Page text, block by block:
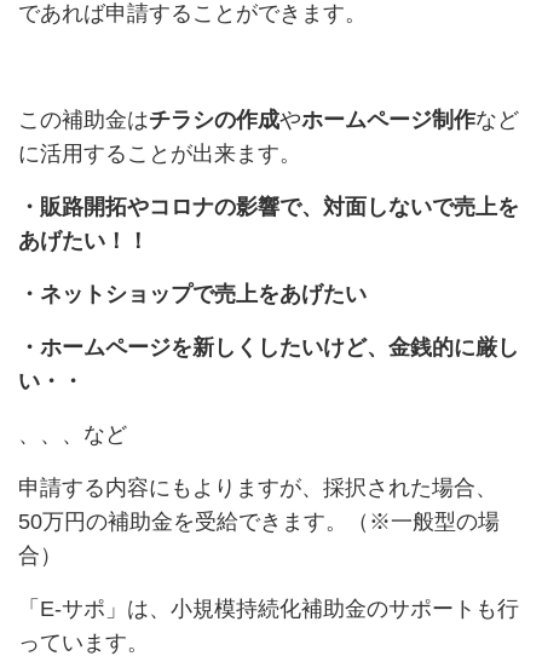
であれば申請することができます。
この補助金はチラシの作成やホームページ制作など
に活用することが出来ます。
・販路開拓やコロナの影響で、対面しないで売上を
あげたい！！
・ネットショップで売上をあげたい
・ホームページを新しくしたいけど、金銭的に厳し
い・・
、、、など
申請する内容にもよりますが、採択された場合、
50万円の補助金を受給できます。（※一般型の場
合）
「E-サポ」は、小規模持続化補助金のサポートも行
っています。